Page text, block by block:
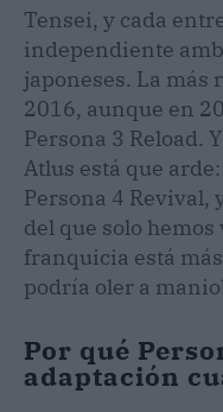
Tensei, y cada
independiente
japoneses. La más
2016, aunque en
Persona 3 Reload.
Atlus está que
Persona 4 Revival,
del que solo
franquicia está
podría oler a
Por qué
adaptación